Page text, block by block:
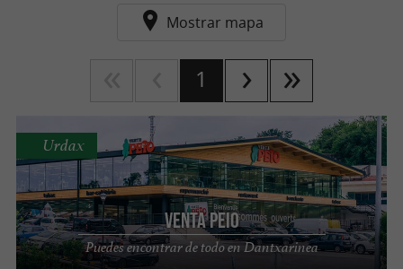
Mostrar mapa
1
Venta Peio
Puedes encontrar de todo en Dantxarinea
Urdax